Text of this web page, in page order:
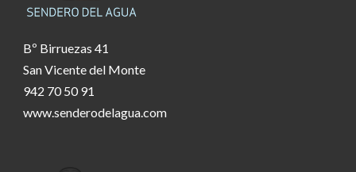
Bº Birruezas 41
San Vicente del Monte
942 70 50 91
www.senderodelagua.com